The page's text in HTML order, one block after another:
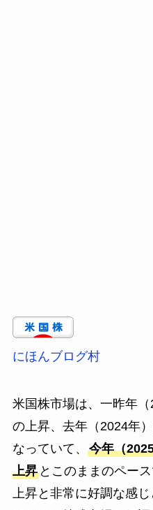
にほんブログ村
米国株市場は、一昨年
の上昇、去年（2024年
なっていて、 今年（
上昇とこのままのペー
上昇と非常に好調な感